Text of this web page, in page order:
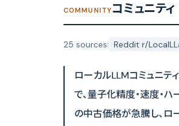
COMMUNITYコミュニティ
25 sources| Reddit r/
ローカルLLMコミュニテ
で、量子化精度・速度・
の中古価格が急騰し、ロ